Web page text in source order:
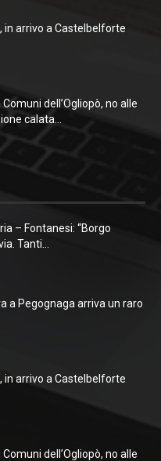
in arrivo a Castelbelforte
dell’Ogliopò, no alle
calata...
– Fontanesi: “Borgo
Tanti...
a Pegognaga arriva un raro
in arrivo a Castelbelforte
dell’Ogliopò, no alle